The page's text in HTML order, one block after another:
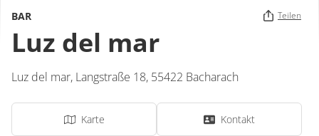
BAR Teilen
Luz del mar
Luz del mar, Langstraße 18, 55422 Bacharach
Karte Kontakt